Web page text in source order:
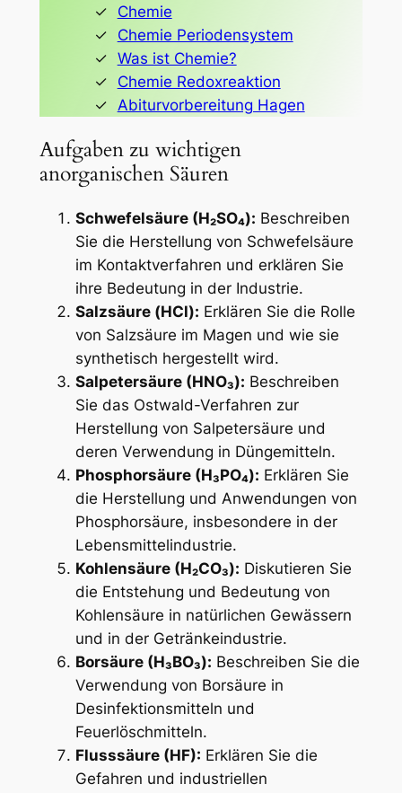
Chemie
Chemie Periodensystem
Was ist Chemie?
Chemie Redoxreaktion
Abiturvorbereitung Hagen
Aufgaben zu wichtigen
anorganischen Säuren
Schwefelsäure (H₂SO₄): Beschreiben
Sie die Herstellung von Schwefelsäure
im Kontaktverfahren und erklären Sie
ihre Bedeutung in der Industrie.
Salzsäure (HCl): Erklären Sie die Rolle
von Salzsäure im Magen und wie sie
synthetisch hergestellt wird.
Salpetersäure (HNO₃): Beschreiben
Sie das Ostwald-Verfahren zur
Herstellung von Salpetersäure und
deren Verwendung in Düngemitteln.
Phosphorsäure (H₃PO₄): Erklären Sie
die Herstellung und Anwendungen von
Phosphorsäure, insbesondere in der
Lebensmittelindustrie.
Kohlensäure (H₂CO₃): Diskutieren Sie
die Entstehung und Bedeutung von
Kohlensäure in natürlichen Gewässern
und in der Getränkeindustrie.
Borsäure (H₃BO₃): Beschreiben Sie die
Verwendung von Borsäure in
Desinfektionsmitteln und
Feuerlöschmitteln.
Flusssäure (HF): Erklären Sie die
Gefahren und industriellen